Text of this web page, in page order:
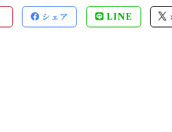
シェア LINE